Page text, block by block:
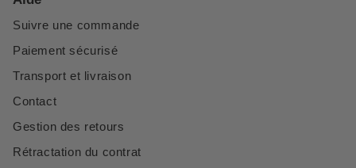
d’en prolonger l’efficacité.
Suivre une commande
Paiement sécurisé
Transport et livraison
Contact
Gestion des retours
Rétractation du contrat